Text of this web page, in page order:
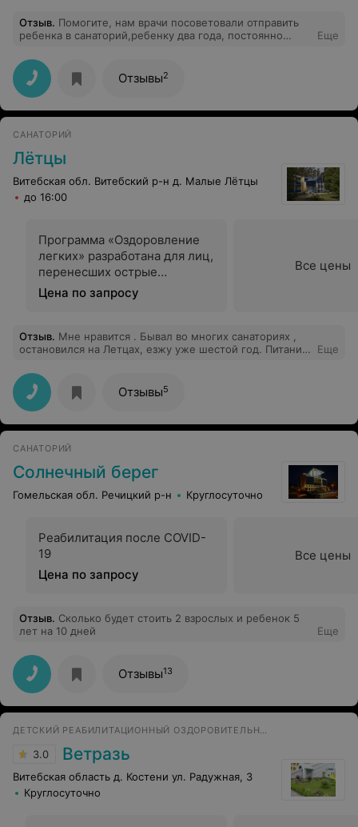
Отзыв. Помогите, нам врачи посоветовали отправить
ребенка в санаторий,ребенку два года, постоянно
обращаться за направлением в санаторий или
возможно просто договориться с санаторием ? какая
стоимость ?
Еще
Отзывы2
САНАТОРИЙ
Лётцы
Витебская обл. Витебский р-н д. Малые Лётцы
до 16:00
Программа «Оздоровление
легких» разработана для лиц,
перенесших острые
пневмонии (в том числе
COVID-19) и другие острые
дыхания
Цена по запросу
Все цены
Отзыв. Мне нравится . Бывал во многих санаториях ,
остановился на Летцах, езжу уже шестой год. Питание
блюдам. Лечение и отдых в спокойной приветлевой
обстановке, что еще нужно...
Еще
Отзывы5
САНАТОРИЙ
Солнечный берег
Гомельская обл. Речицкий р-н Круглосуточно
Реабилитация после COVID-
19
Цена по запросу
Все цены
Отзыв. Сколько будет стоить 2 взрослых и ребенок 5
лет на 10 дней
Еще
Отзывы13
ДЕТСКИЙ РЕАБИЛИТАЦИОННЫЙ ОЗДОРОВИТЕЛЬНЫЙ ЦЕНТР
3.0 Ветразь
Витебская область д. Костени ул. Радужная, 3
Круглосуточно